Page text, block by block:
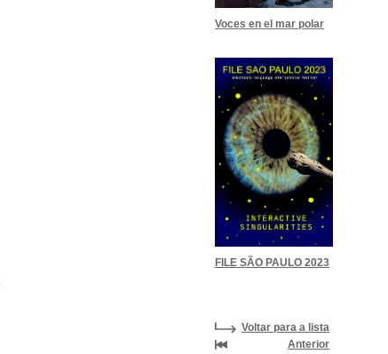
Voces en el mar polar
FILE SÃO PAULO 2023
Voltar para a lista
Anterior